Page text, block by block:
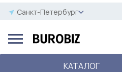
Санкт-Петербург
КАТАЛОГ